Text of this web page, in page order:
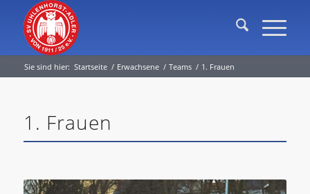
Sie sind hier: Startseite / Erwachsene / Teams / 1. Frauen
1. Frauen